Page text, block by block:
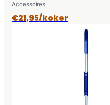
Accessoires
€21,95/koker